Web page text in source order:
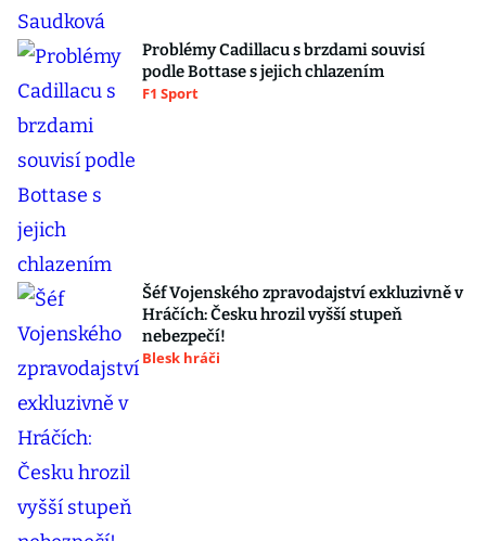
Problémy Cadillacu s brzdami souvisí
podle Bottase s jejich chlazením
F1 Sport
Šéf Vojenského zpravodajství exkluzivně v
Hráčích: Česku hrozil vyšší stupeň
nebezpečí!
Blesk hráči